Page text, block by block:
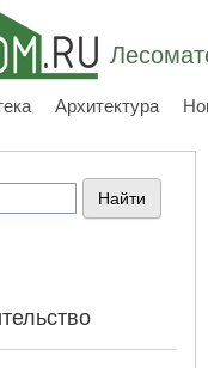
Архитектура